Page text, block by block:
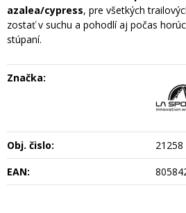
azalea/cypress, pre všetkých
zostať v suchu a pohodlí aj počas
stúpaní.
Značka:
Obj. čislo:
21258
EAN: